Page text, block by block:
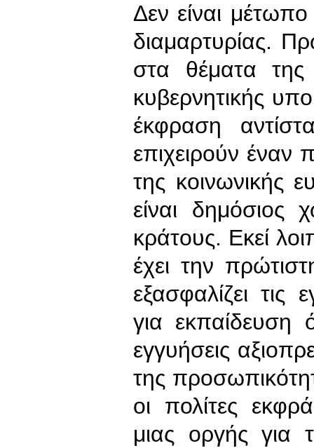
Δεν είναι
διαμαρτυρίας.
στα θέματα της
κυβερνητικής
έκφραση
επιχειρούν έναν
της κοινωνικής
είναι δημόσιος
κράτους. Εκεί
έχει την
εξασφαλίζει τις
για εκπαίδευση
εγγυήσεις
της
οι πολίτες
μιας οργής για